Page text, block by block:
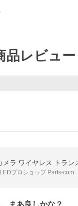
品レビュー
プロショップ Parts-com
まあ良しかな？